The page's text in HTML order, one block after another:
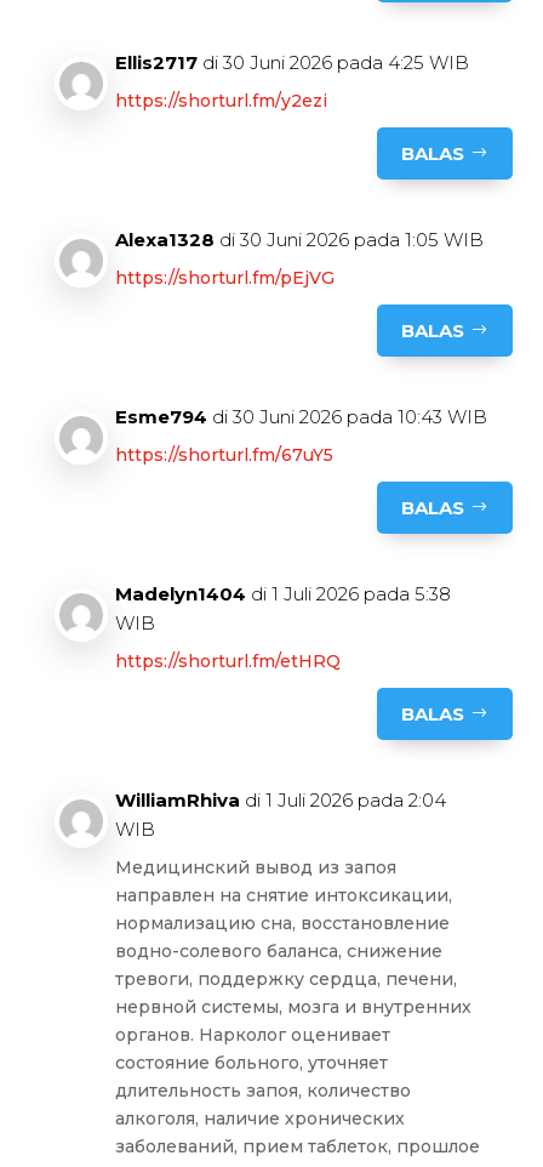
Ellis2717 di 30 Juni 2026 pada 4:25 WIB
https://shorturl.fm/y2ezi
BALAS
Alexa1328 di 30 Juni 2026 pada 1:05 WIB
https://shorturl.fm/pEjVG
BALAS
Esme794 di 30 Juni 2026 pada 10:43 WIB
https://shorturl.fm/67uY5
BALAS
Madelyn1404 di 1 Juli 2026 pada 5:38
WIB
https://shorturl.fm/etHRQ
BALAS
WilliamRhiva di 1 Juli 2026 pada 2:04
WIB
Медицинский вывод из запоя
направлен на снятие интоксикации,
нормализацию сна, восстановление
водно-солевого баланса, снижение
тревоги, поддержку сердца, печени,
нервной системы, мозга и внутренних
органов. Нарколог оценивает
состояние больного, уточняет
длительность запоя, количество
алкоголя, наличие хронических
заболеваний, прием таблеток, прошлое